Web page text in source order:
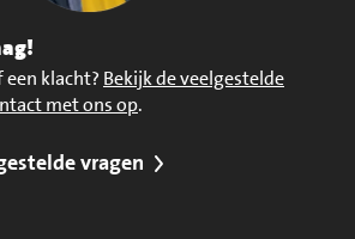
een klacht? Bekijk de veelgestelde
met ons op.
vragen